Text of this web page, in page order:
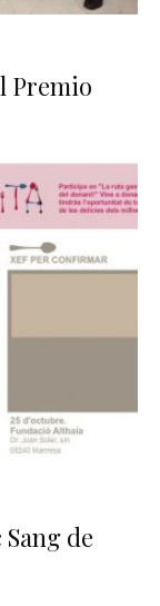
Premio
de